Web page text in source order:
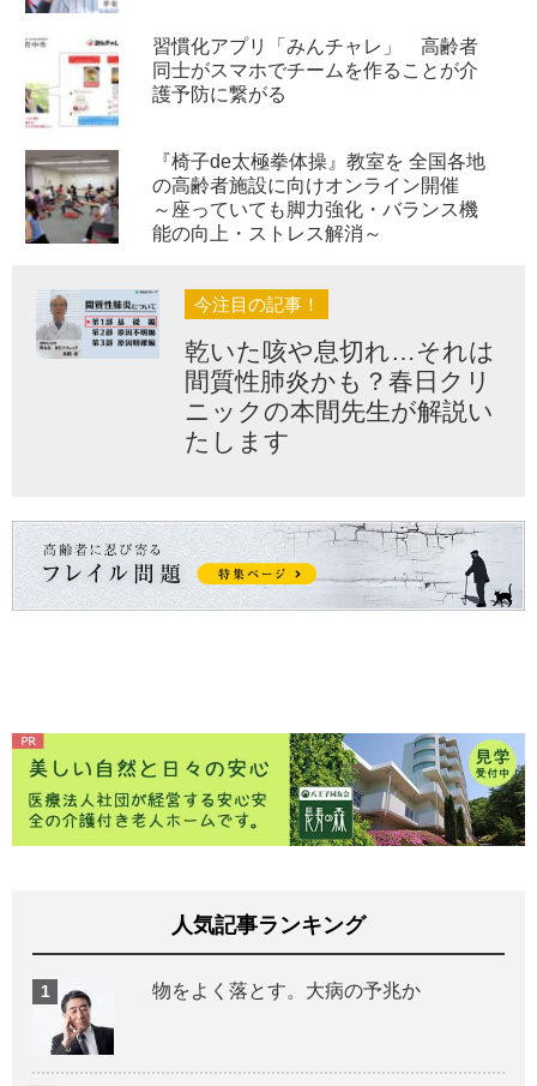
習慣化アプリ「みんチャレ」 高齢者
同士がスマホでチームを作ることが介
護予防に繋がる
『椅子de太極拳体操』教室を 全国各地
の高齢者施設に向けオンライン開催
～座っていても脚力強化・バランス機
能の向上・ストレス解消～
今注目の記事！
乾いた咳や息切れ…それは
間質性肺炎かも？春日クリ
ニックの本間先生が解説い
たします
人気記事ランキング
物をよく落とす。大病の予兆か